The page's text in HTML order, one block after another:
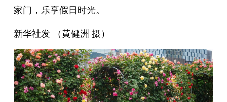
家门，乐享假日时光。
新华社发 （黄健洲 摄）